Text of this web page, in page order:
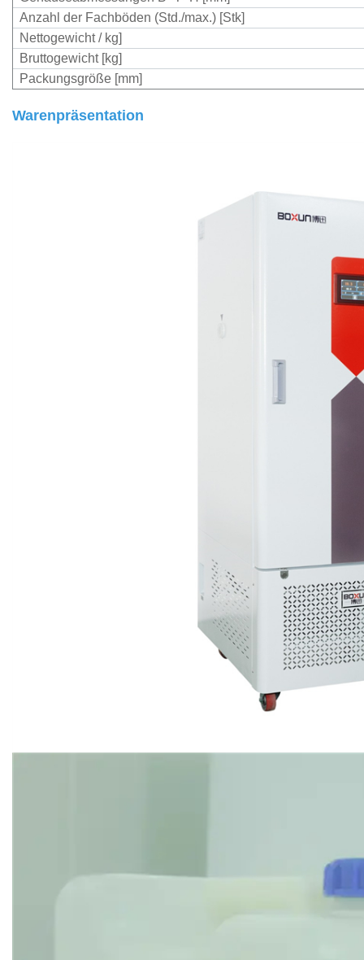
Anzahl der Fachböden (Std./max.) [Stk]
Nettogewicht / kg]
Bruttogewicht [kg]
Packungsgröße [mm]
Warenpräsentation